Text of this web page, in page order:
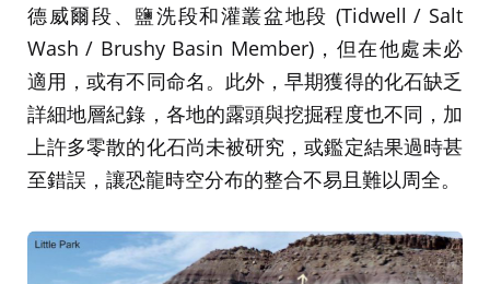
德威爾段、鹽洗段和灌叢盆地段 (Tidwell / Salt
Wash / Brushy Basin Member)，但在他處未必
適用，或有不同命名。此外，早期獲得的化石缺乏
詳細地層紀錄，各地的露頭與挖掘程度也不同，加
上許多零散的化石尚未被研究，或鑑定結果過時甚
至錯誤，讓恐龍時空分布的整合不易且難以周全。